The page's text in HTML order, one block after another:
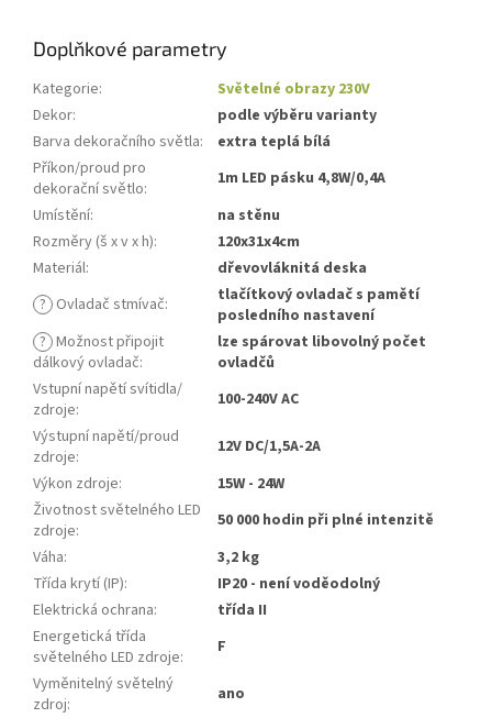
Doplňkové parametry
Kategorie:
Světelné obrazy 230V
Dekor:
podle výběru varianty
Barva dekoračního světla:
extra teplá bílá
Příkon/proud pro
dekorační světlo:
1m LED pásku 4,8W/0,4A
Umístění:
na stěnu
Rozměry (š x v x h):
120x31x4cm
Materiál:
dřevovláknitá deska
? Ovladač stmívač:
tlačítkový ovladač s pamětí
posledního nastavení
? Možnost připojit
dálkový ovladač:
lze spárovat libovolný počet
ovladčů
Vstupní napětí svítidla/
zdroje:
100-240V AC
Výstupní napětí/proud
zdroje:
12V DC/1,5A-2A
Výkon zdroje:
15W - 24W
Životnost světelného LED
zdroje:
50 000 hodin při plné intenzitě
Váha:
3,2 kg
Třída krytí (IP):
IP20 - není voděodolný
Elektrická ochrana:
třída II
Energetická třída
světelného LED zdroje:
F
Vyměnitelný světelný
zdroj: ano